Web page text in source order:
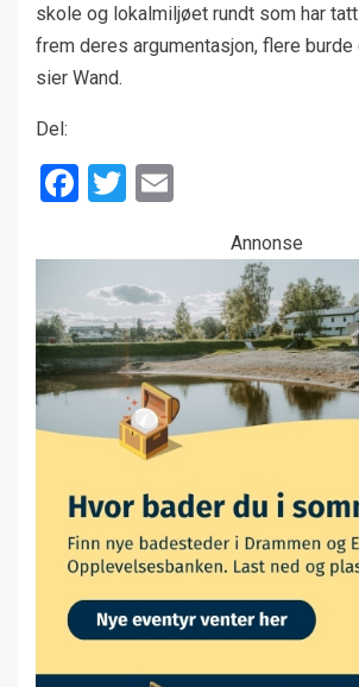
skole og lokalmiljøet rundt som har
frem deres argumentasjon, flere
sier Wand.
Del:
Facebook
Twitter
Annonse